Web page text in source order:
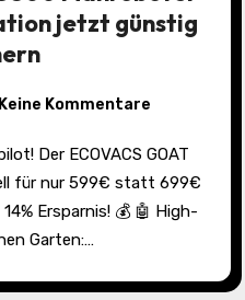
jetzt günstig
Keine Kommentare
für nur 599€ statt 699€
Ersparnis! 💰 🤖 High-
Garten:…